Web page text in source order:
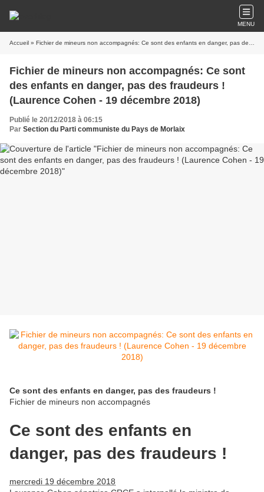
MENU
Accueil » Fichier de mineurs non accompagnés: Ce sont des enfants en danger, pas des fraudeurs ! (Laurence Cohen - 19 décembre 2018)
Fichier de mineurs non accompagnés: Ce sont
des enfants en danger, pas des fraudeurs !
(Laurence Cohen - 19 décembre 2018)
Publié le 20/12/2018 à 06:15
Par Section du Parti communiste du Pays de Morlaix
Ce sont des enfants en danger, pas des fraudeurs !
Fichier de mineurs non accompagnés
Ce sont des enfants en
danger, pas des fraudeurs !
mercredi 19 décembre 2018